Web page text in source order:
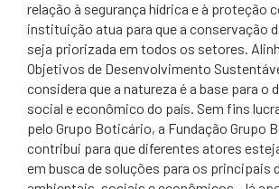
relação à segurança hídrica e à proteção
instituição atua para que a conservação
seja priorizada em todos os setores.
Objetivos de Desenvolvimento
considera que a natureza é a base para o
social e econômico do país. Sem fins
pelo Grupo Boticário, a Fundação Grupo
contribui para que diferentes atores
em busca de soluções para os principais